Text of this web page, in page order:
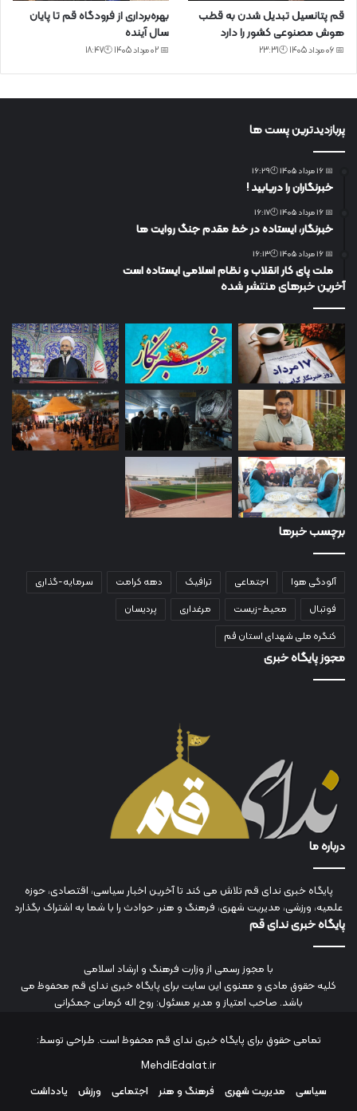
قم پتانسیل تبدیل شدن به قطب
هوش مصنوعی کشور را دارد
📅 06 مرداد 1405 🕙23:31
بهره‌برداری از فرودگاه قم تا پایان
سال آینده
📅 02 مرداد 1405 🕙18:47
پربازدیدترین پست ها
📅 16 مرداد 1405 🕙16:29
خبرنگاران را دریابید !
📅 16 مرداد 1405 🕙16:17
خبرنگار، ایستاده در خط مقدم جنگ روایت ها
📅 16 مرداد 1405 🕙16:13
ملت پای کار انقلاب و نظام اسلامی ایستاده است
آخرین خبرهای منتشر شده
برچسب خبرها
آلودگی هوا اجتماعی ترافیک دهه کرامت
سرمایه-گذاری
فوتبال
محیط-زیست مرغداری
پردیسان
کنگره ملی شهدای استان قم
مجوز پایگاه خبری
درباره ما
پایگاه خبری ندای قم تلاش می کند تا آخرین اخبار سیاسی، اقتصادی، حوزه
علمیه، ورزشی، مدیریت شهری، فرهنگ و هنر، حوادث را با شما به اشتراک بگذارد
پایگاه خبری ندای قم
با مجوز رسمی از وزارت فرهنگ و ارشاد اسلامی
کلیه حقوق مادی و معنوی این سایت برای پایگاه خبری ندای قم محفوظ می
باشد. صاحب امتیاز و مدیر مسئول: روح اله کرمانی جمکرانی
تمامی حقوق برای پایگاه خبری ندای قم محفوظ است. طراحی توسط:
MehdiEdalat.ir
سیاسی
مدیریت شهری فرهنگ و هنر اجتماعی ورزش
یادداشت